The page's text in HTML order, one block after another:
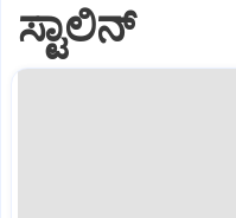
ಸ್ಟಾಲಿನ್